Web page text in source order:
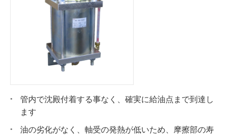
管内で沈殿付着する事なく、確実に給油点まで到達し
ます
油の劣化がなく、軸受の発熱が低いため、摩擦部の寿